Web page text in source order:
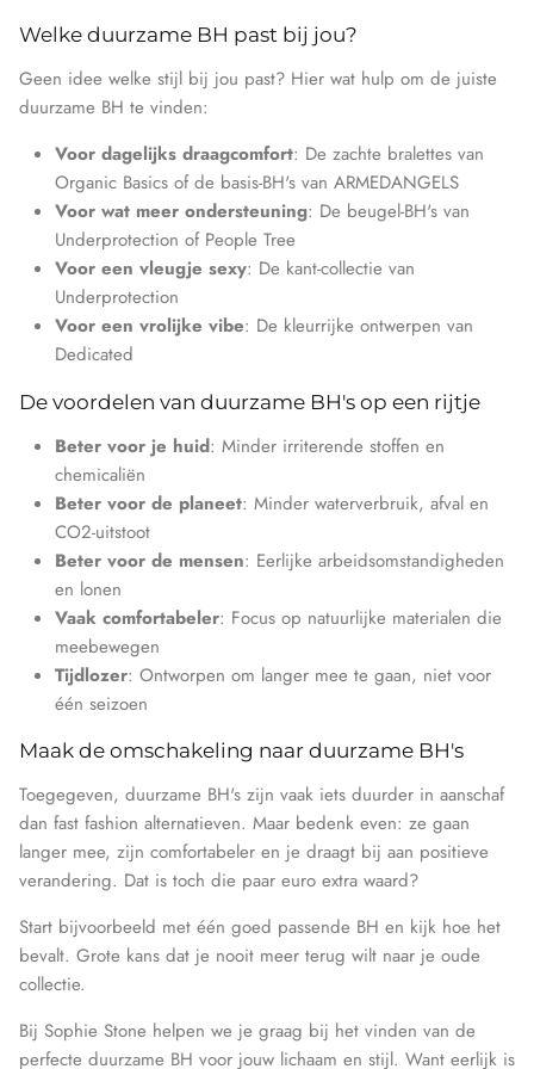
Welke duurzame BH past bij jou?
Geen idee welke stijl bij jou past? Hier wat hulp om de juiste
duurzame BH te vinden:
Voor dagelijks draagcomfort: De zachte bralettes van
Organic Basics of de basis-BH's van ARMEDANGELS
Voor wat meer ondersteuning: De beugel-BH's van
Underprotection of People Tree
Voor een vleugje sexy: De kant-collectie van
Underprotection
Voor een vrolijke vibe: De kleurrijke ontwerpen van
Dedicated
De voordelen van duurzame BH's op een rijtje
Beter voor je huid: Minder irriterende stoffen en
chemicaliën
Beter voor de planeet: Minder waterverbruik, afval en
CO2-uitstoot
Beter voor de mensen: Eerlijke arbeidsomstandigheden
en lonen
Vaak comfortabeler: Focus op natuurlijke materialen die
meebewegen
Tijdlozer: Ontworpen om langer mee te gaan, niet voor
één seizoen
Maak de omschakeling naar duurzame BH's
Toegegeven, duurzame BH's zijn vaak iets duurder in aanschaf
dan fast fashion alternatieven. Maar bedenk even: ze gaan
langer mee, zijn comfortabeler en je draagt bij aan positieve
verandering. Dat is toch die paar euro extra waard?
Start bijvoorbeeld met één goed passende BH en kijk hoe het
bevalt. Grote kans dat je nooit meer terug wilt naar je oude
collectie.
Bij Sophie Stone helpen we je graag bij het vinden van de
perfecte duurzame BH voor jouw lichaam en stijl. Want eerlijk is